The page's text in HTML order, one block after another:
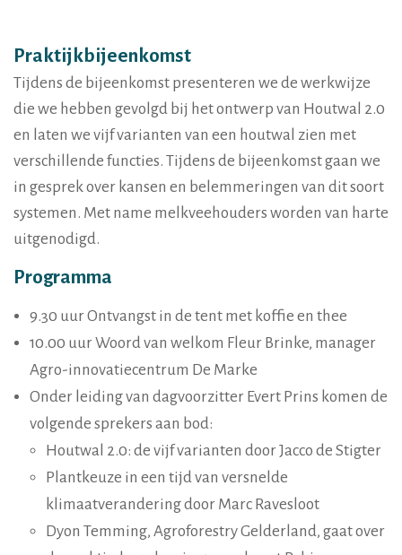
Praktijkbijeenkomst
Tijdens de bijeenkomst presenteren we de werkwijze
die we hebben gevolgd bij het ontwerp van Houtwal 2.0
en laten we vijf varianten van een houtwal zien met
verschillende functies. Tijdens de bijeenkomst gaan we
in gesprek over kansen en belemmeringen van dit soort
systemen. Met name melkveehouders worden van harte
uitgenodigd.
Programma
9.30 uur Ontvangst in de tent met koffie en thee
10.00 uur Woord van welkom Fleur Brinke, manager
Agro-innovatiecentrum De Marke
Onder leiding van dagvoorzitter Evert Prins komen de
volgende sprekers aan bod:
Houtwal 2.0: de vijf varianten door Jacco de Stigter
Plantkeuze in een tijd van versnelde
klimaatverandering door Marc Ravesloot
Dyon Temming, Agroforestry Gelderland, gaat over